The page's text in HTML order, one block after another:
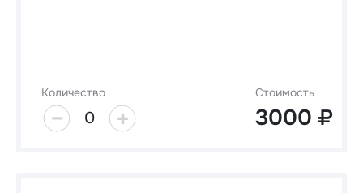
Количество
0
Стоимость
3000